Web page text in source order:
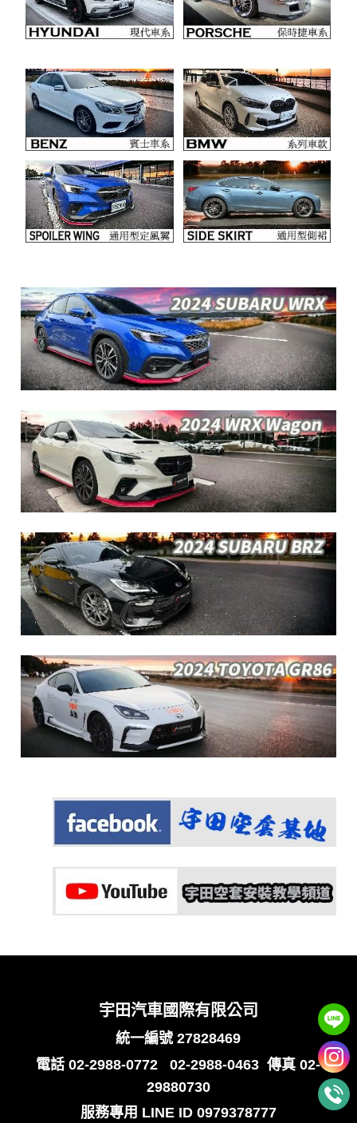
宇田汽車國際有限公司
統一編號 27828469
電話02-2988-0772 02-2988-0463 傳真 02-
29880730
服務專用 LINE ID 0979378777